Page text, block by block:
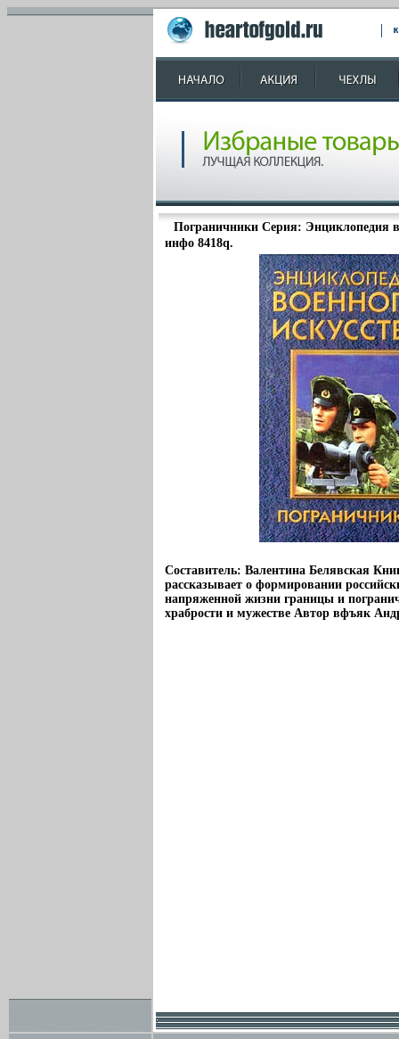
Пограничники Серия: Энциклопедия
инфо 8418q.
Составитель: Валентина Белявская
рассказывает о формировании
напряженной жизни границы и
храбрости и мужестве Автор вфъяк